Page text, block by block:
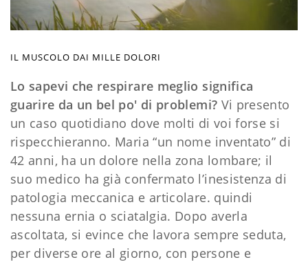
IL MUSCOLO DAI MILLE DOLORI
Lo sapevi che respirare meglio significa
guarire da un bel po' di problemi? Vi presento
un caso quotidiano dove molti di voi forse si
rispecchieranno. Maria “un nome inventato” di
42 anni, ha un dolore nella zona lombare; il
suo medico ha già confermato l’inesistenza di
patologia meccanica e articolare. quindi
nessuna ernia o sciatalgia. Dopo averla
ascoltata, si evince che lavora sempre seduta,
per diverse ore al giorno, con persone e